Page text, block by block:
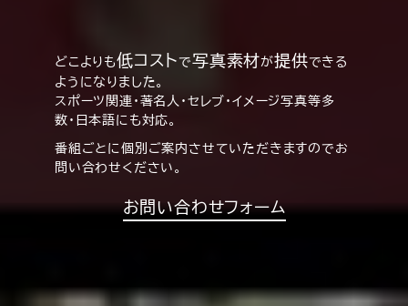
どこよりも低コストで写真素材が提供できる
ようになりました。
スポーツ関連・著名人・セレブ・イメージ写真等多
数・日本語にも対応。
番組ごとに個別ご案内させていただきますのでお
問い合わせください。
お問い合わせフォーム